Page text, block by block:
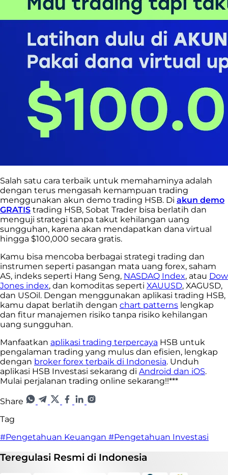
Salah satu cara terbaik untuk memahaminya adalah
dengan terus mengasah kemampuan trading
menggunakan akun demo trading HSB. Di akun demo
GRATIS trading HSB, Sobat Trader bisa berlatih dan
menguji strategi tanpa takut kehilangan uang
sungguhan, karena akan mendapatkan dana virtual
hingga $100,000 secara gratis.
Kamu bisa mencoba berbagai strategi trading dan
instrumen seperti pasangan mata uang forex, saham
AS, indeks seperti Hang Seng, NASDAQ Index, atau Dow
Jones index, dan komoditas seperti XAUUSD, XAGUSD,
dan USOil. Dengan menggunakan aplikasi trading HSB,
kamu dapat berlatih dengan chart patterns lengkap
dan fitur manajemen risiko tanpa risiko kehilangan
uang sungguhan.
Manfaatkan aplikasi trading terpercaya HSB untuk
pengalaman trading yang mulus dan efisien, lengkap
dengan broker forex terbaik di Indonesia. Unduh
aplikasi HSB Investasi sekarang di Android dan iOS.
Mulai perjalanan trading online sekarang!!***
Share
Tag
#Pengetahuan Keuangan #Pengetahuan Investasi
Teregulasi Resmi di Indonesia